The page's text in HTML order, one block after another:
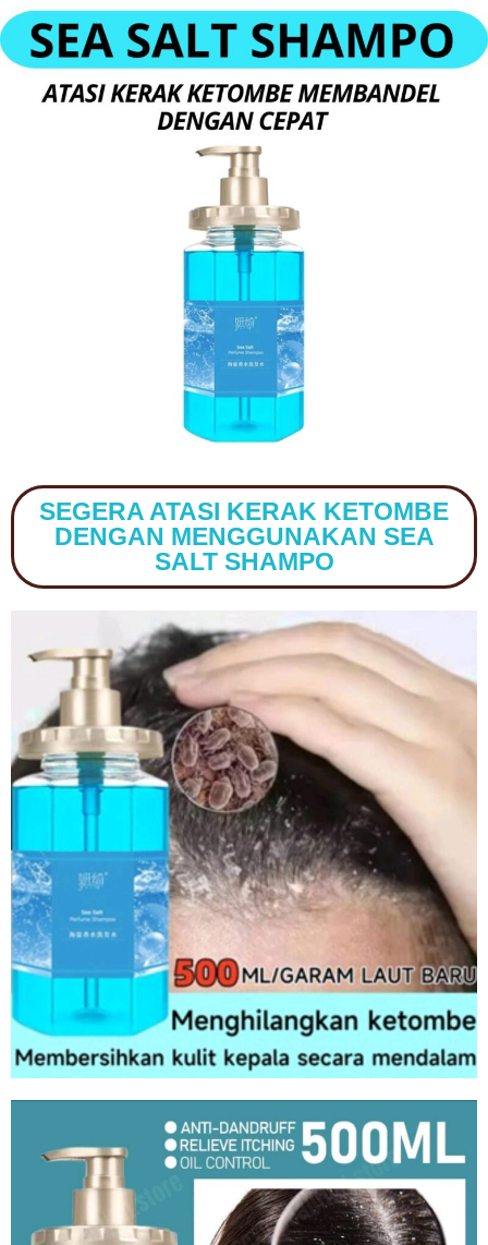
SEGERA ATASI KERAK KETOMBE
DENGAN MENGGUNAKAN SEA
SALT SHAMPO